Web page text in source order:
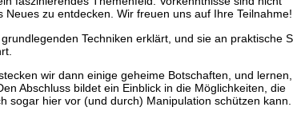
zu entdecken. Wir freuen uns auf Ihre Teilnahme!
grundlegenden Techniken erklärt, und sie an praktische
wir dann einige geheime Botschaften, und
Abschluss bildet ein Einblick in die Möglichkeiten, die
sogar hier vor (und durch) Manipulation schützen kann.